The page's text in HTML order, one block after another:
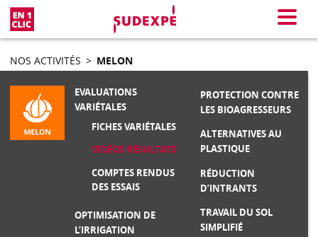
Menu
NOS ACTIVITÉS > MELON
EVALUATIONS
VARIÉTALES
FICHES VARIÉTALES
VIDÉOS RÉSULTATS
COMPTES RENDUS
DES ESSAIS
OPTIMISATION DE
L’IRRIGATION
PROTECTION CONTRE
LES BIOAGRESSEURS
ALTERNATIVES AU
PLASTIQUE
RÉDUCTION
D’INTRANTS
TRAVAIL DU SOL
SIMPLIFIÉ